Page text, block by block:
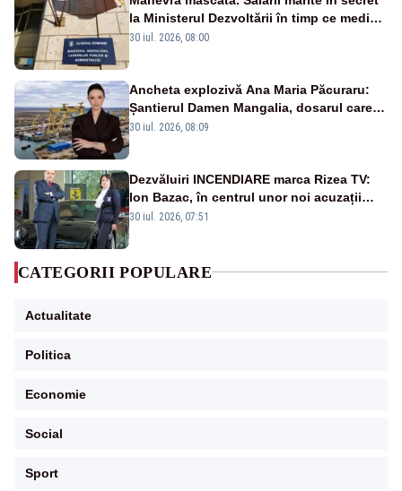
la Ministerul Dezvoltării în timp ce medicii
ies în stradă
30 iul. 2026, 08:00
Ancheta explozivă Ana Maria Păcuraru:
Șantierul Damen Mangalia, dosarul care
scufundă apărarea României
30 iul. 2026, 08:09
Dezvăluiri INCENDIARE marca Rizea TV:
Ion Bazac, în centrul unor noi acuzații
publice
30 iul. 2026, 07:51
CATEGORII POPULARE
Actualitate
Politica
Economie
Social
Sport